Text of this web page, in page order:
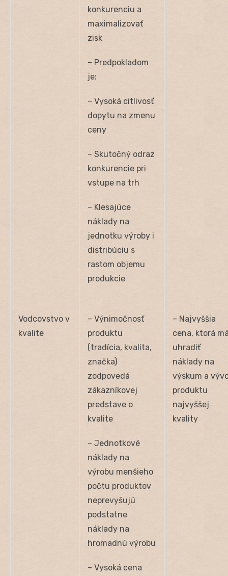
konkurenciu a
maximalizovať
zisk
– Predpokladom
je:
– Vysoká citlivosť
dopytu na zmenu
ceny
– Skutočný odraz
konkurencie pri
vstupe na trh
– Klesajúce
náklady na
jednotku výroby i
distribúciu s
rastom objemu
produkcie
Vodcovstvo v
kvalite
– Výnimočnosť
produktu
(tradícia, kvalita,
značka)
zodpovedá
zákazníkovej
predstave o
kvalite
– Jednotkové
náklady na
výrobu menšieho
počtu produktov
neprevyšujú
podstatne
náklady na
hromadnú výrobu
– Vysoká cena
– Najvyššia
cena, ktorá
uhradiť
náklady na
výskum a
produktu
najvyššej
kvality